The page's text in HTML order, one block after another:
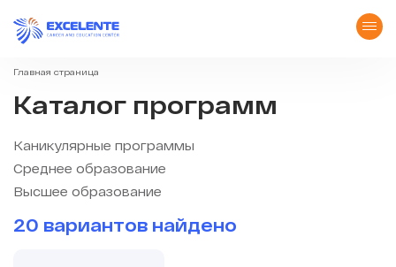
Главная страница
Каталог программ
Каникулярные программы
Среднее образование
Высшее образование
20 вариантов найдено